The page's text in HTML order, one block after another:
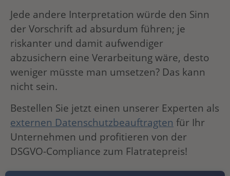
Jede andere Interpretation würde den Sinn
der Vorschrift ad absurdum führen; je
riskanter und damit aufwendiger
abzusichern eine Verarbeitung wäre, desto
weniger müsste man umsetzen? Das kann
nicht sein.
Bestellen Sie jetzt einen unserer Experten als
externen Datenschutzbeauftragten für Ihr
Unternehmen und profitieren von der
DSGVO-Compliance zum Flatratepreis!